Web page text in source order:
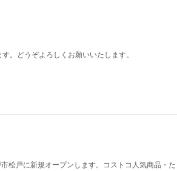
。どうぞよろしくお願いいたします。
松戸に新規オープンします。コストコ人気商品・